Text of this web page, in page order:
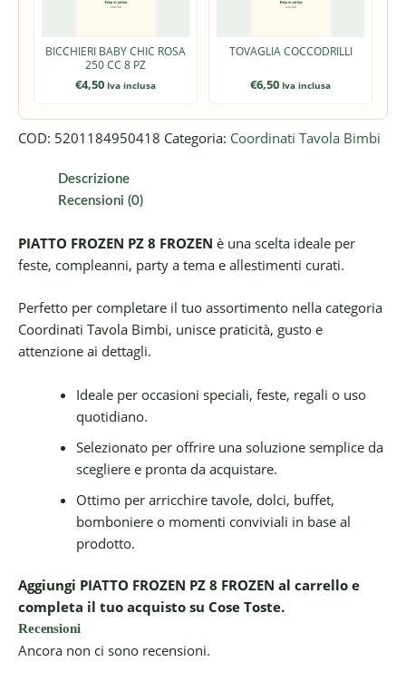
BICCHIERI BABY CHIC ROSA
250 CC 8 PZ
€4,50 Iva inclusa
TOVAGLIA COCCODRILLI
€6,50 Iva inclusa
COD: 5201184950418 Categoria: Coordinati Tavola Bimbi
Descrizione
Recensioni (0)
PIATTO FROZEN PZ 8 FROZEN è una scelta ideale per
feste, compleanni, party a tema e allestimenti curati.
Perfetto per completare il tuo assortimento nella categoria
Coordinati Tavola Bimbi, unisce praticità, gusto e
attenzione ai dettagli.
Ideale per occasioni speciali, feste, regali o uso
quotidiano.
Selezionato per offrire una soluzione semplice da
scegliere e pronta da acquistare.
Ottimo per arricchire tavole, dolci, buffet,
bomboniere o momenti conviviali in base al
prodotto.
Aggiungi PIATTO FROZEN PZ 8 FROZEN al carrello e
completa il tuo acquisto su Cose Toste.
Recensioni
Ancora non ci sono recensioni.